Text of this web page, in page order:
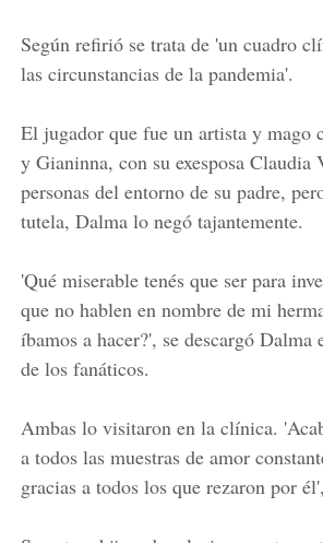
Según refirió se trata de 'un cuadro
las circunstancias de la pandemia'.
El jugador que fue un artista y mago
y Gianinna, con su exesposa
personas del entorno de su padre,
tutela, Dalma lo negó tajantemente.
'Qué miserable tenés que ser para
que no hablen en nombre de mi
íbamos a hacer?', se descargó
de los fanáticos.
Ambas lo visitaron en la clínica.
a todos las muestras de amor
gracias a todos los que rezaron por